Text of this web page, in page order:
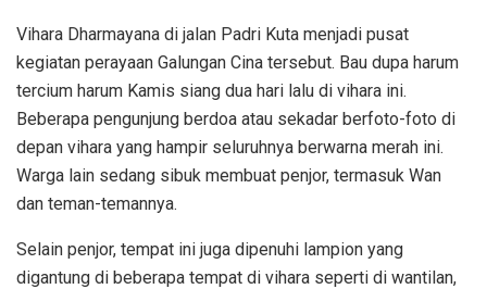
Vihara Dharmayana di jalan Padri Kuta menjadi pusat
kegiatan perayaan Galungan Cina tersebut. Bau dupa harum
tercium harum Kamis siang dua hari lalu di vihara ini.
Beberapa pengunjung berdoa atau sekadar berfoto-foto di
depan vihara yang hampir seluruhnya berwarna merah ini.
Warga lain sedang sibuk membuat penjor, termasuk Wan
dan teman-temannya.
Selain penjor, tempat ini juga dipenuhi lampion yang
digantung di beberapa tempat di vihara seperti di wantilan,